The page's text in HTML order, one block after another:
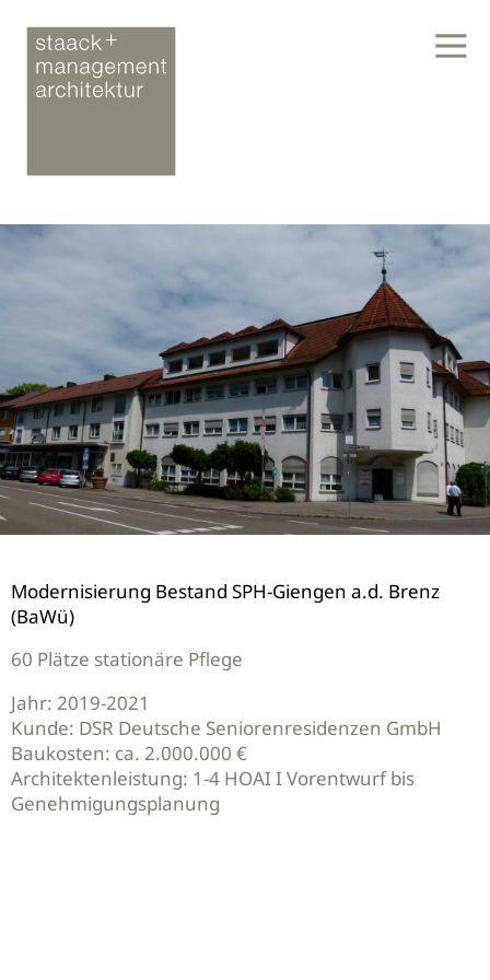
Modernisierung Bestand SPH-Giengen a.d. Brenz
(BaWü)
60 Plätze stationäre Pflege
Jahr: 2019-2021
Kunde: DSR Deutsche Seniorenresidenzen GmbH
Baukosten: ca. 2.000.000 €
Architektenleistung: 1-4 HOAI I Vorentwurf bis
Genehmigungsplanung